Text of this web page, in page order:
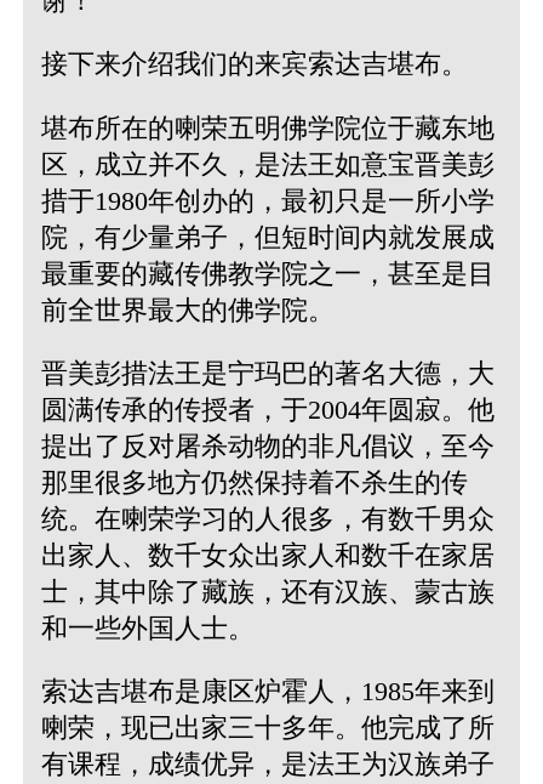
接下来介绍我们的来宾索达吉堪布。
堪布所在的喇荣五明佛学院位于藏东地
区，成立并不久，是法王如意宝晋美彭
措于1980年创办的，最初只是一所小学
院，有少量弟子，但短时间内就发展成
最重要的藏传佛教学院之一，甚至是目
前全世界最大的佛学院。
晋美彭措法王是宁玛巴的著名大德，大
圆满传承的传授者，于2004年圆寂。他
提出了反对屠杀动物的非凡倡议，至今
那里很多地方仍然保持着不杀生的传
统。在喇荣学习的人很多，有数千男众
出家人、数千女众出家人和数千在家居
士，其中除了藏族，还有汉族、蒙古族
和一些外国人士。
索达吉堪布是康区炉霍人，1985年来到
喇荣，现已出家三十多年。他完成了所
有课程，成绩优异，是法王为汉族弟子